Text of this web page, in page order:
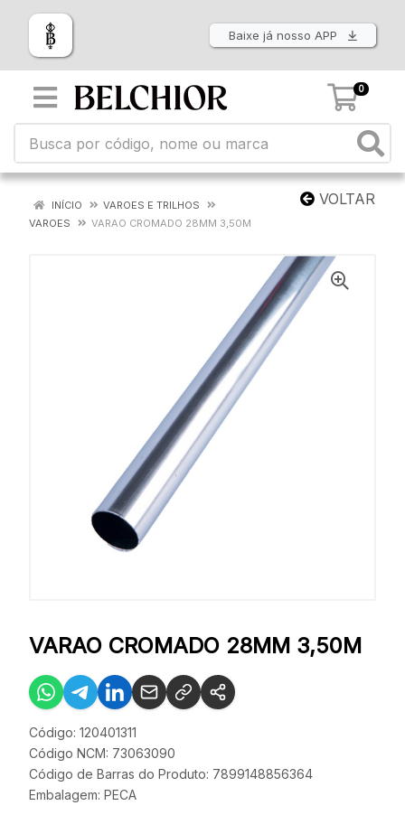
Baixe já nosso APP
0
VOLTAR
INÍCIO
VAROES E TRILHOS
VAROES
VARAO CROMADO 28MM 3,50M
VARAO CROMADO 28MM 3,50M
Código: 120401311
Código NCM: 73063090
Código de Barras do Produto: 7899148856364
Embalagem: PECA